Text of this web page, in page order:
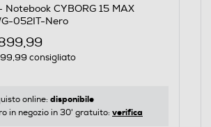
Notebook CYBORG 15 MAX
052IT-Nero
consigliato
online: disponibile
in negozio in 30' gratuito: verifica